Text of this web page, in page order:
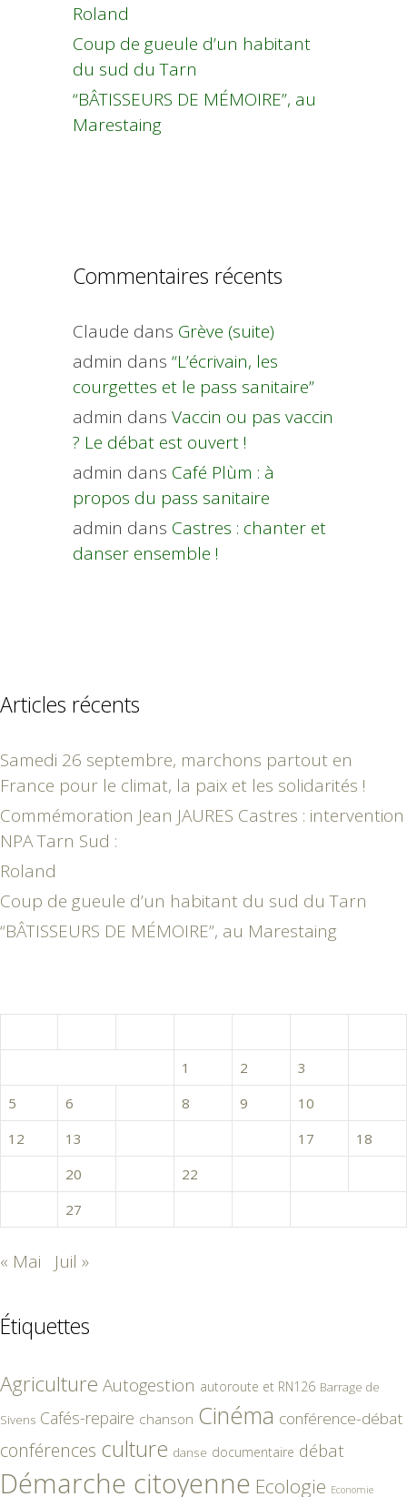
Roland
Coup de gueule d’un habitant
du sud du Tarn
“BÂTISSEURS DE MÉMOIRE”, au
Marestaing
Commentaires récents
Claude dans Grève (suite)
admin dans “L’écrivain, les
courgettes et le pass sanitaire”
admin dans Vaccin ou pas vaccin
? Le débat est ouvert !
admin dans Café Plùm : à
propos du pass sanitaire
admin dans Castres : chanter et
danser ensemble !
Articles récents
Samedi 26 septembre, marchons partout en
France pour le climat, la paix et les solidarités !
Commémoration Jean JAURES Castres : intervention
NPA Tarn Sud :
Roland
Coup de gueule d’un habitant du sud du Tarn
“BÂTISSEURS DE MÉMOIRE”, au Marestaing
1
2 3
5
6 8 9 10
12
13 17
18
20 22
27
« Mai Juil »
Étiquettes
Agriculture Autogestion autoroute et RN126 Barrage de
Sivens Cafés-repaire chanson Cinéma conférence-débat
conférences culture danse documentaire débat
Démarche citoyenne Ecologie Economie